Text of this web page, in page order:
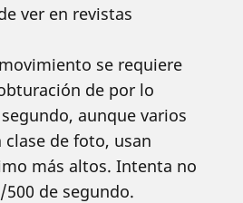
ver en revistas
se requiere
de por lo
aunque varios
de foto, usan
más altos. Intenta no
de segundo.